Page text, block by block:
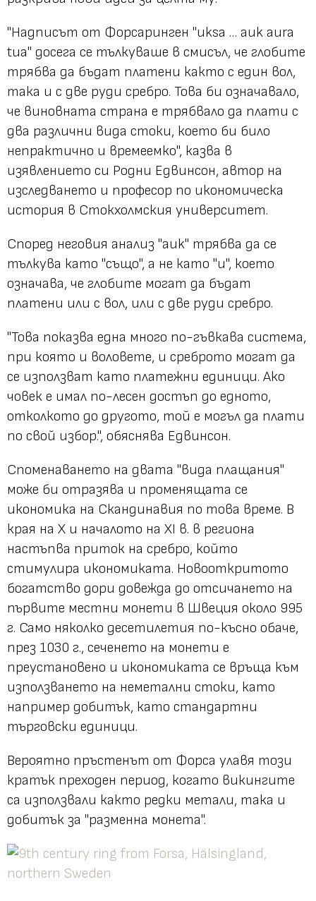
"Надписът от Форсаринген "uksa … auk aura
tua" досега се тълкуваше в смисъл, че глобите
трябва да бъдат платени както с един вол,
така и с две руди сребро. Това би означавало,
че виновната страна е трябвало да плати с
два различни вида стоки, което би било
непрактично и времеемко", казва в
изявлението си Родни Едвинсон, автор на
изследването и професор по икономическа
история в Стокхолмския университет.
Според неговия анализ "auk" трябва да се
тълкува като "също", а не като "и", което
означава, че глобите могат да бъдат
платени или с вол, или с две руди сребро.
"Това показва една много по-гъвкава система,
при която и воловете, и среброто могат да
се използват като платежни единици. Ако
човек е имал по-лесен достъп до едното,
отколкото до другото, той е могъл да плати
по свой избор.", обяснява Едвинсон.
Споменаването на двата "вида плащания"
може би отразява и променящата се
икономика на Скандинавия по това време. В
края на X и началото на XI в. в региона
настъпва приток на сребро, който
стимулира икономиката. Новооткритото
богатство дори довежда до отсичането на
първите местни монети в Швеция около 995
г. Само няколко десетилетия по-късно обаче,
през 1030 г., сеченето на монети е
преустановено и икономиката се връща към
използването на неметални стоки, като
например добитък, като стандартни
търговски единици.
Вероятно пръстенът от Форса улавя този
кратък преходен период, когато викингите
са използвали както редки метали, така и
добитък за "разменна монета".